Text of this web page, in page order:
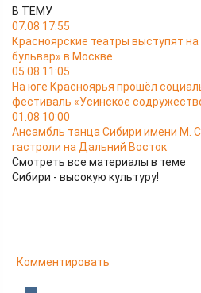
В ТЕМУ
07.08 17:55
Красноярские театры выступят
бульвар» в Москве
05.08 11:05
На юге Красноярья прошёл
фестиваль «Усинское
01.08 10:00
Ансамбль танца Сибири имени М.
гастроли на Дальний Восток
Смотреть все материалы в теме
Сибири - высокую культуру!
Комментировать